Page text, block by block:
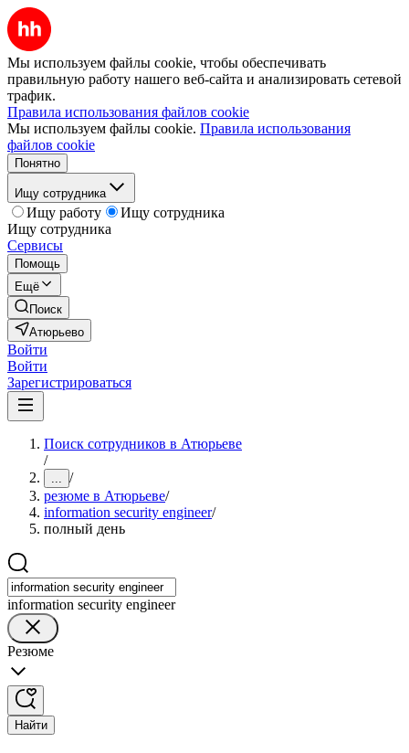
Мы используем файлы cookie, чтобы обеспечивать
правильную работу нашего веб-сайта и анализировать сетевой
трафик.
Правила использования файлов cookie
Мы используем файлы cookie. Правила использования
файлов cookie
Понятно
Ищу сотрудника
Ищу работу
Ищу сотрудника
Ищу сотрудника
Сервисы
Помощь
Ещё
Поиск
Атюрьево
Войти
Войти
Зарегистрироваться
Поиск сотрудников в Атюрьеве
/
... /
резюме в Атюрьеве/
information security engineer/
полный день
information security engineer
Резюме
Найти